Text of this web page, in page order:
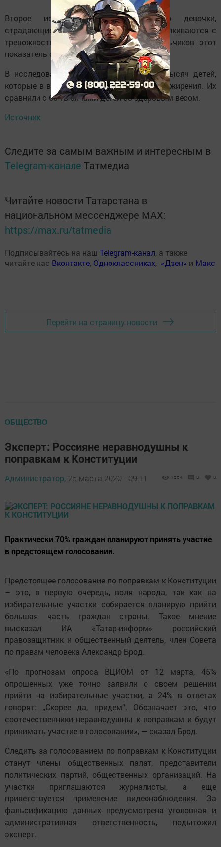
Второе исследование показало, что девочки,
страдающие ожирением, на 43% чаще сталкиваются с
тревожностью и депрессией. Среди мальчиков этот
показатель составил 33%.
В исследовании принимали участие 12 тысяч детей,
которые в возрасте 6-17 лет лечились от ожирения. Их
сравнили с 60 тысячами детей со здоровым весом.
Источник
Следите за самым важным и интересным в
Telegram-канале Татмедиа
Читайте новости Татарстана в
национальном мессенджере MАХ:
https://max.ru/tatmedia
Подписывайтесь на наш Telegram-канал, а также
читайте нас Вконтакте, Одноклассниках, «Дзен» и Макс
Перейти на страницу новости
ОБЩЕСТВО
Эксперт: Россияне неравнодушны к
поправкам к Конституции
Администратор, 25 марта 2020 - 09:11 1554 0 0
Практически 70% граждан планируют принять участие
в предстоящем голосовании.
Предстоящее голосование по поправкам к Конституции
– это, в первую очередь, воля народа, так как на
избирательные участки собирается планирую прийти
большая часть граждан страны. Такое мнение
высказал ИА «Татар-информ» российский
правозащитник и общественный деятель, член Совета
по правам человека Александр Брод.
«По прогнозам опроса ВЦИОМ от 12 марта, 45%
опрошенных уже точно заявили о своем решении
прийти на избирательные участки, а 24% в ответах
говорят: „Скорее да, придем“. Обозначает это, что
соотечественники неравнодушны к поправкам и будут
принимать участие в голосовании», — сказал Брод.
Следить за голосованием по поправкам к Конституции
станут члены общественных палат, представители
политических партий, общественных организаций. На
участки приглашаются журналисты, а еще
приветствуется применение видеонаблюдения. За
фальсификацию данных предусмотрена уголовная и
административная ответственность, подытожил
эксперт.